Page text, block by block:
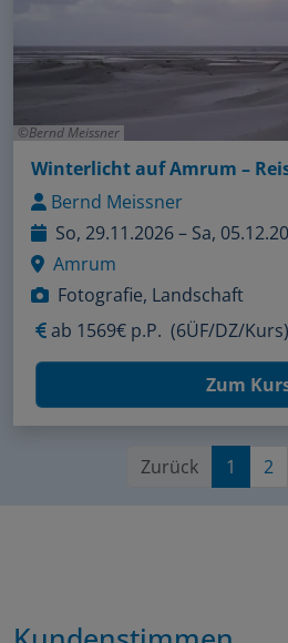
Bernd Meissner
Bernd Meissner
So, 29.11.2026 – Sa,
Amrum
Fotografie, Landschaft
ab 1569€ p.P. (6ÜF/DZ/Kurs)
Zum
Zurück 1 2